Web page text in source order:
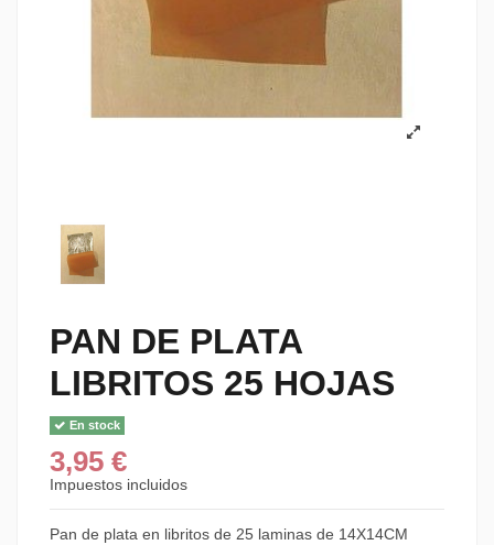
PAN DE PLATA
LIBRITOS 25 HOJAS
En stock
3,95 €
Impuestos incluidos
Pan de plata en libritos de 25 laminas de 14X14CM